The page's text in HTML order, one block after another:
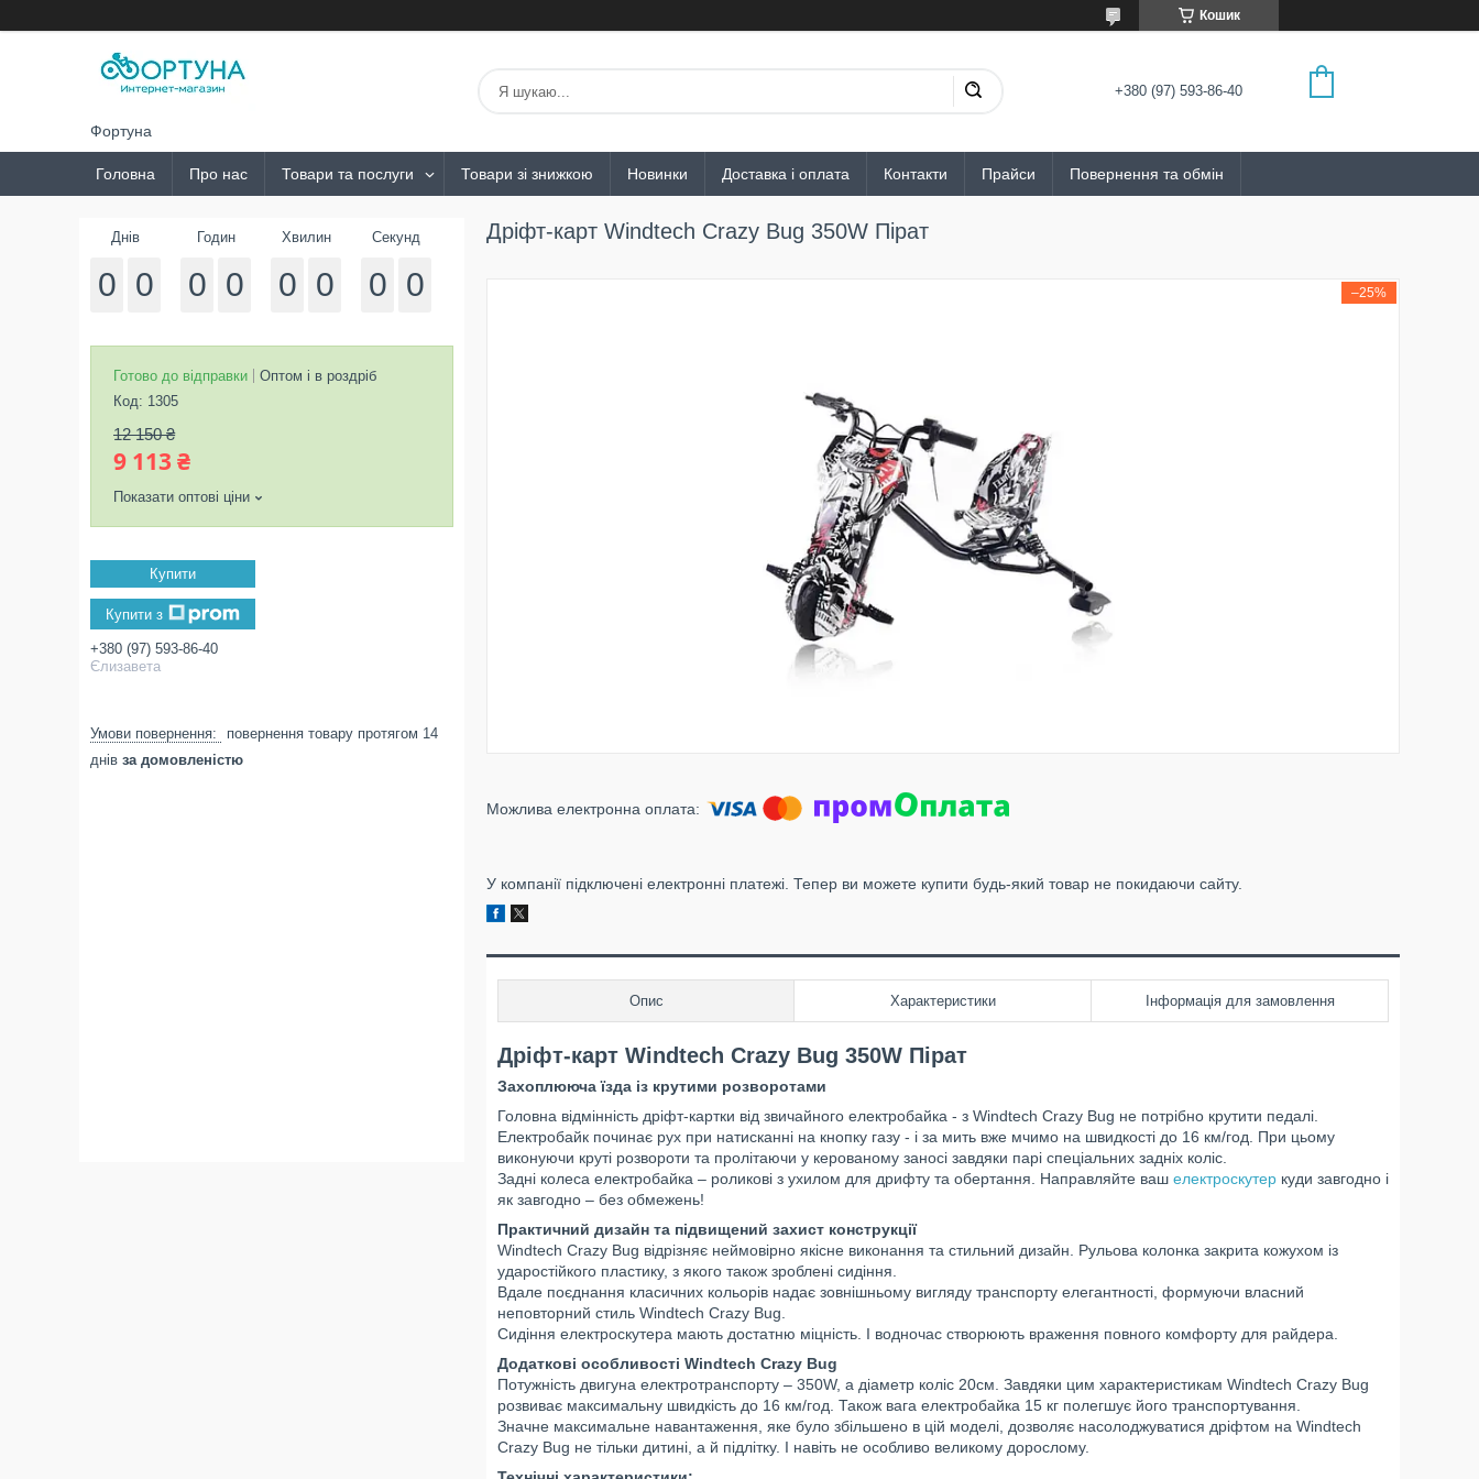
Кошик
Фортуна
+380 (97) 593-86-40
Головна Про нас Товари та послуги Товари зі знижкою Новинки Доставка і оплата Контакти Прайси Повернення та обмін
Дріфт-карт Windtech Crazy Bug 350W Пірат
–25%
У компанії підключені електронні платежі. Тепер ви можете купити будь-який товар не покидаючи сайту.
Опис Характеристики Інформація для замовлення
Дріфт-карт Windtech Crazy Bug 350W Пірат
Захоплююча їзда із крутими розворотами
Головна відмінність дріфт-картки від звичайного електробайка - з Windtech Crazy Bug не потрібно крутити педалі.
Електробайк починає рух при натисканні на кнопку газу - і за мить вже мчимо на швидкості до 16 км/год. При цьому
виконуючи круті розвороти та пролітаючи у керованому заносі завдяки парі спеціальних задніх коліс.
Задні колеса електробайка – роликові з ухилом для дрифту та обертання. Направляйте ваш електроскутер куди завгодно і
як завгодно – без обмежень!
Практичний дизайн та підвищений захист конструкції
Windtech Crazy Bug відрізняє неймовірно якісне виконання та стильний дизайн. Рульова колонка закрита кожухом із
ударостійкого пластику, з якого також зроблені сидіння.
Вдале поєднання класичних кольорів надає зовнішньому вигляду транспорту елегантності, формуючи власний
неповторний стиль Windtech Crazy Bug.
Сидіння електроскутера мають достатню міцність. І водночас створюють враження повного комфорту для райдера.
Додаткові особливості Windtech Crazy Bug
Потужність двигуна електротранспорту – 350W, а діаметр коліс 20см. Завдяки цим характеристикам Windtech Crazy Bug
розвиває максимальну швидкість до 16 км/год. Також вага електробайка 15 кг полегшує його транспортування.
Значне максимальне навантаження, яке було збільшено в цій моделі, дозволяє насолоджуватися дріфтом на Windtech
Crazy Bug не тільки дитині, а й підлітку. І навіть не особливо великому дорослому.
Днів
0 0
Годин
0 0
Хвилин
0 0
Секунд
0 0
Готово до відправки
Оптом і в роздріб
Код: 1305
12 150 ₴
9 113 ₴
Показати оптові ціни
Купити
Купити з
+380 (97) 593-86-40
Єлизавета
повернення товару протягом 14
днів за домовленістю